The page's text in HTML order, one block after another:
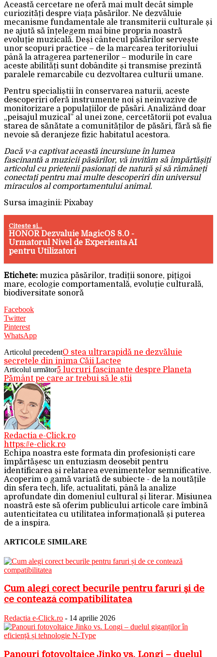
Această cercetare ne oferă mai mult decât simple
curiozități despre viața păsărilor. Ne dezvăluie
mecanisme fundamentale ale transmiterii culturale și
ne ajută să înțelegem mai bine propria noastră
evoluție muzicală. Deși cântecul păsărilor servește
unor scopuri practice – de la marcarea teritoriului
până la atragerea partenerilor – modurile în care
aceste abilități sunt dobândite și transmise prezintă
paralele remarcabile cu dezvoltarea culturii umane.
Pentru specialiștii în conservarea naturii, aceste
descoperiri oferă instrumente noi și neinvazive de
monitorizare a populațiilor de păsări. Analizând doar
„peisajul muzical” al unei zone, cercetătorii pot evalua
starea de sănătate a comunităților de păsări, fără să fie
nevoie să deranjeze fizic habitatul acestora.
Dacă v-a captivat această incursiune în lumea
fascinantă a muzicii păsărilor, vă invităm să împărtășiți
articolul cu prietenii pasionați de natură și să rămâneți
conectați pentru mai multe descoperiri din universul
miraculos al comportamentului animal.
Sursa imaginii: Pixabay
Citeste si...
HONOR Dezvaluie MagicOS 8.0 -
Urmatorul Nivel de Experienta AI
pentru Utilizatori
Etichete: muzica păsărilor, tradiții sonore, pițigoi
mare, ecologie comportamentală, evoluție culturală,
biodiversitate sonoră
Facebook
Twitter
Pinterest
WhatsApp
Articolul precedentO stea ultrarapidă ne dezvăluie
secretele din inima Căii Lactee
Articolul următor5 lucruri fascinante despre Planeta
Pământ pe care ar trebui să le știi
Redactia e-Click.ro
https://e-click.ro
Echipa noastra este formata din profesioniști care
împărtășesc un entuziasm deosebit pentru
identificarea și relatarea evenimentelor semnificative.
Acoperim o gamă variată de subiecte - de la noutățile
din sfera tech, life, actualitati, până la analize
aprofundate din domeniul cultural și literar. Misiunea
noastră este să oferim publicului articole care îmbină
autenticitatea cu utilitatea informațională și puterea
de a inspira.
ARTICOLE SIMILARE
Cum alegi corect becurile pentru faruri și de
ce contează compatibilitatea
Redactia e-Click.ro - 14 aprilie 2026
Panouri fotovoltaice Jinko vs. Longi – duelul